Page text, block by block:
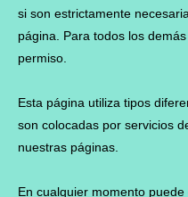
si son estrictamente
página. Para todos los
permiso.
Esta página utiliza tipos
son colocadas por servicios
nuestras páginas.
En cualquier momento